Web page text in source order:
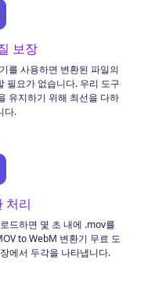
보장
를 사용하면 변환된 파일의
필요가 없습니다. 우리 도구
유지하기 위해 최선을 다하
다.
처리
드하면 몇 초 내에 .mov를
to WebM 변환기 무료 도
에서 두각을 나타냅니다.